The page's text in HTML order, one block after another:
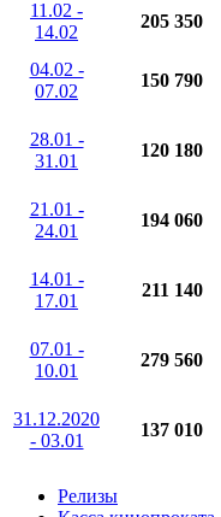
11.02 -
14.02
205 350
04.02 -
07.02
150 790
28.01 -
31.01
120 180
21.01 -
24.01
194 060
14.01 -
17.01
211 140
07.01 -
10.01
279 560
31.12.2020
- 03.01
137 010
Релизы